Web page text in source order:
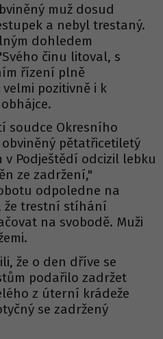
muž dosud
a nebyl trestaný.
dohledem
činu litoval, s
řízení plně
pozitivně i k
soudce Okresního
pětatřicetiletý
v Podještědí odcizil lebku
ze zadržení,"
odpoledne na
že trestní stíhání
na svobodě. Muži
že o den dříve se
podařilo zadržet
z úterní krádeže
se zadržený